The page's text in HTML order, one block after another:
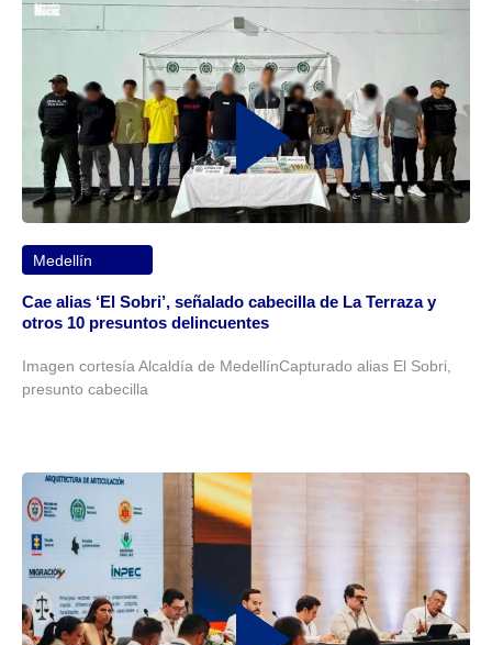
Medellín
Cae alias ‘El Sobri’, señalado cabecilla de La Terraza y
otros 10 presuntos delincuentes
Imagen cortesía Alcaldía de MedellínCapturado alias El Sobri,
presunto cabecilla